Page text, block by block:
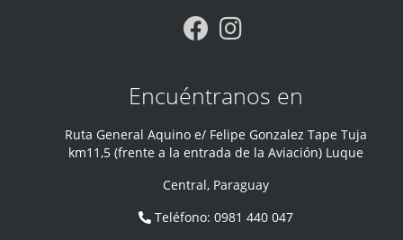
Encuéntranos en
Ruta General Aquino e/ Felipe Gonzalez Tape Tuja
km11,5 (frente a la entrada de la Aviación) Luque
Central, Paraguay
Teléfono:0981 440 047